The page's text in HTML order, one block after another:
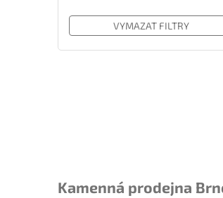
VYMAZAT FILTRY
Kamenná prodejna